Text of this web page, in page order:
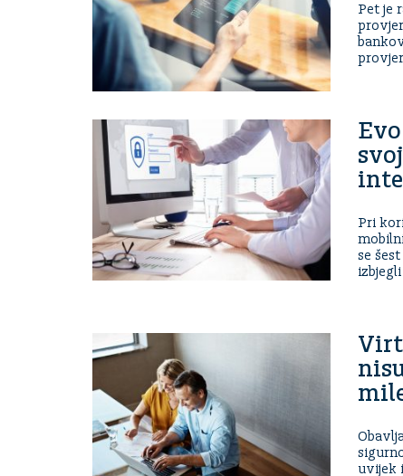
Pet je
Pri
se
uvijek